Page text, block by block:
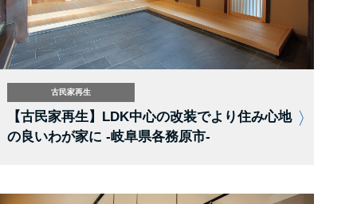
古民家再生
【古民家再生】LDK中心の改装でより住み心地
の良いわが家に -岐阜県各務原市-